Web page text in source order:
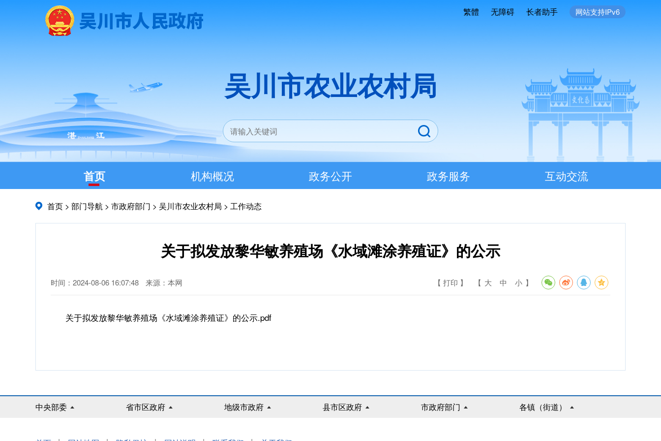
繁體 无障碍 长者助手 网站支持IPv6
吴川市农业农村局
首页 机构概况 政务公开 政务服务 互动交流
首页 > 部门导航 > 市政府部门 > 吴川市农业农村局 > 工作动态
关于拟发放黎华敏养殖场《水域滩涂养殖证》的公示
时间：2024-08-06 16:07:48 来源：本网 【 打印 】 【 大 中 小 】
关于拟发放黎华敏养殖场《水域滩涂养殖证》的公示.pdf
中央部委 省市区政府 地级市政府 县市区政府 市政府部门 各镇（街道）